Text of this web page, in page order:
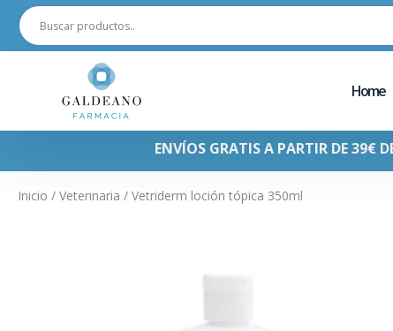
Home
ENVÍOS GRATIS A PARTIR DE 39€
Inicio / Veterinaria / Vetriderm loción tópica 350ml